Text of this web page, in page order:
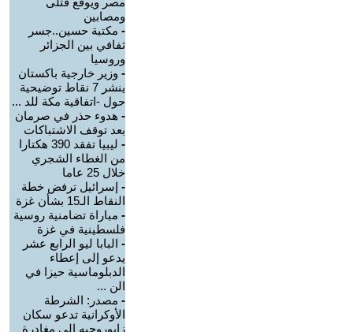
ومصابين
- مكتبة حسين..جسر
ثفافي بين الجزائر
وروسيا
- وزير خارجية باكستان
ينشر 7 نقاط توضيحية
حول -اتفاقية مكة للد ...
- هدوء حذر في صرمان
بعد توقف الاشتباكات
-
ليبيا تفقد 390 هكتارا
من الغطاء الشجري
خلال 25 عاما
- إسرائيل ترفض خطة
النقاط الـ15 بشأن غزة
- مباراة تضامنية روسية
فلسطينية في غزة
- البابا ليو الرابع عشر
يدعو إلى إعطاء
الدبلوماسية حيزا في
الن ...
- مصدر: الشرطة
الأوكرانية تدعو سكان
زابوروجيه إلى مغادرة